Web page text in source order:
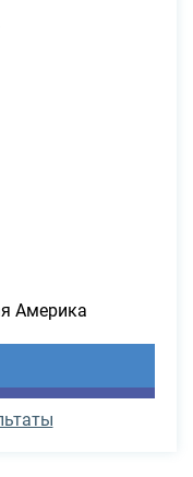
Америка